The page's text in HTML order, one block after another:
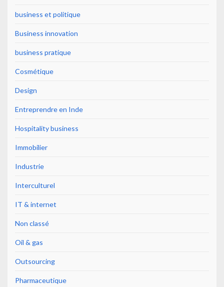
business et politique
Business innovation
business pratique
Cosmétique
Design
Entreprendre en Inde
Hospitality business
Immobilier
Industrie
Interculturel
IT & internet
Non classé
Oil & gas
Outsourcing
Pharmaceutique